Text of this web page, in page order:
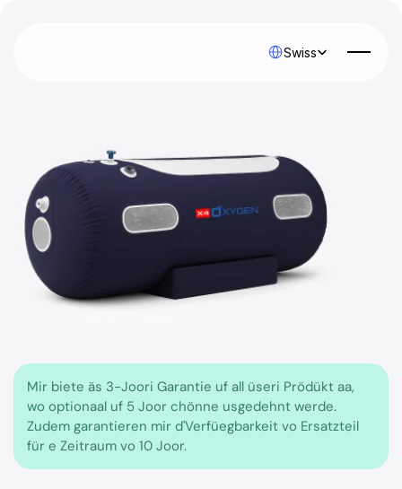
Swiss
Mir biete äs 3-Joori Garantie uf all üseri Prödükt aa,
wo optionaal uf 5 Joor chönne usgedehnt werde.
Zudem garantieren mir d'Verfüegbarkeit vo Ersatzteil
für e Zeitraum vo 10 Joor.